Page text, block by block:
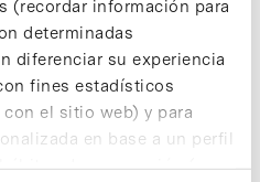
(recordar información para
determinadas
diferenciar su experiencia
fines estadísticos
el sitio web) y para
en base a un perfil
de navegación (por
web del IRB Barcelona [+]